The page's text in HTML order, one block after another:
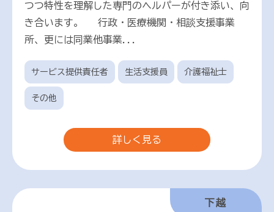
つつ特性を理解した専門のヘルパーが付き添い、向
き合います。 行政・医療機関・相談支援事業
所、更には同業他事業...
サービス提供責任者 生活支援員 介護福祉士
その他
詳しく見る
下越